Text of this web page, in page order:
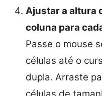
Ajustar a altura
coluna para
Passe o mouse
células até o
dupla. Arraste